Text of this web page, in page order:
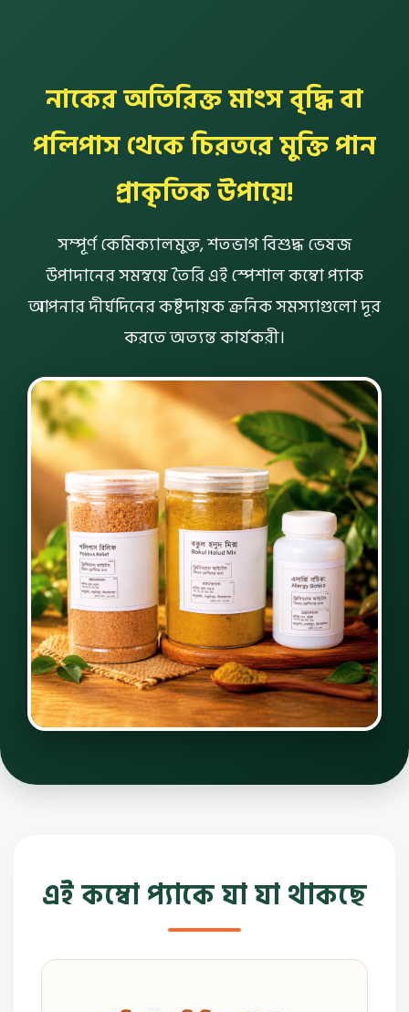
নাকের অতিরিক্ত মাংস বৃদ্ধি বা
পলিপাস থেকে চিরতরে মুক্তি পান
প্রাকৃতিক উপায়ে!
সম্পূর্ণ কেমিক্যালমুক্ত, শতভাগ বিশুদ্ধ ভেষজ
উপাদানের সমন্বয়ে তৈরি এই স্পেশাল কম্বো প্যাক
আপনার দীর্ঘদিনের কষ্টদায়ক ক্রনিক সমস্যাগুলো দূর
করতে অত্যন্ত কার্যকরী।
এই কম্বো প্যাকে যা যা থাকছে